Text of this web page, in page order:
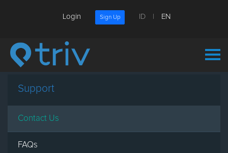
Login Sign Up ID EN
Support
Contact Us
FAQs